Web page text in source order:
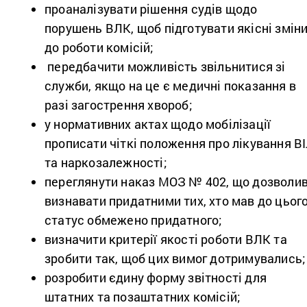
проаналізувати рішення судів щодо
порушень ВЛК, щоб підготувати якісні
до роботи комісій;
передбачити можливість звільнитися зі
служби, якщо на це є медичні показання в
разі загострення хвороб;
у нормативних актах щодо мобілізації
прописати чіткі положення про лікування
та наркозалежності;
переглянути наказ МОЗ № 402, що
визнавати придатними тих, хто мав до
статус обмежено придатного;
визначити критерії якості роботи ВЛК та
зробити так, щоб цих вимог
розробити єдину форму звітності для
штатних та позаштатних комісій;